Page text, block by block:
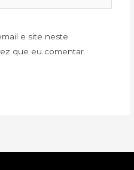
e site neste
que eu comentar.